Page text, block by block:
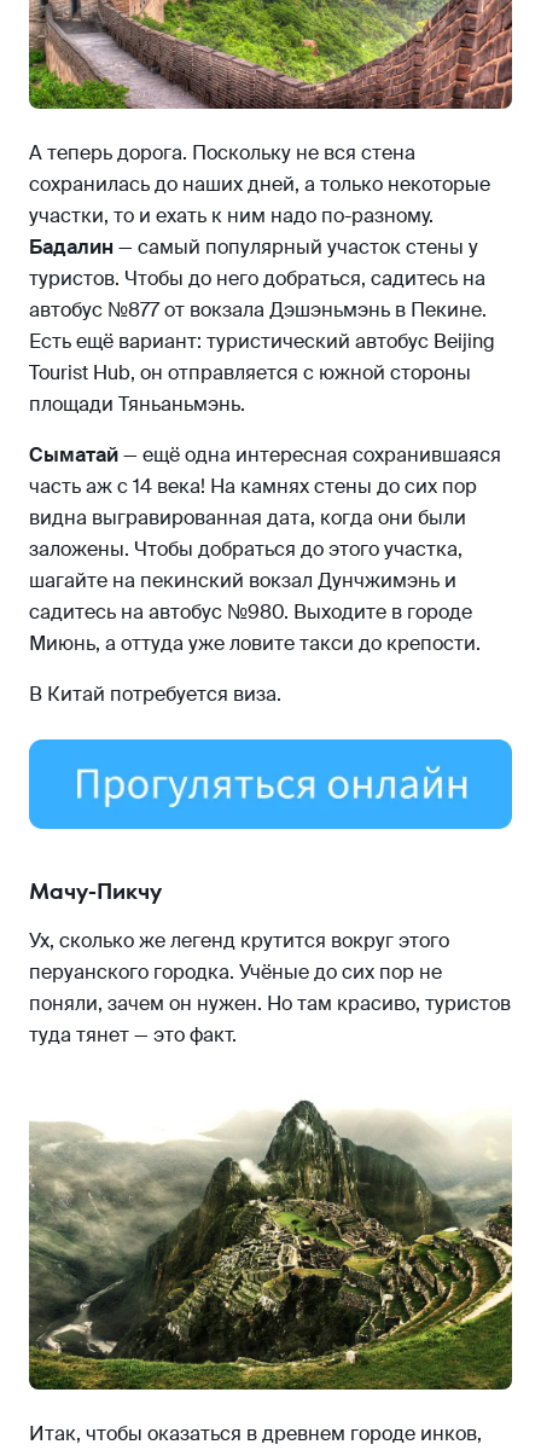
А теперь дорога. Поскольку не вся стена
сохранилась до наших дней, а только некоторые
участки, то и ехать к ним надо по-разному.
Бадалин— самый популярный участок стены у
туристов. Чтобы до него добраться, садитесь на
автобус №877 от вокзала Дэшэньмэнь в Пекине.
Есть ещё вариант: туристический автобус Beijing
Tourist Hub, он отправляется с южной стороны
площади Тяньаньмэнь.
Сыматай— ещё одна интересная сохранившаяся
часть аж с 14 века! На камнях стены до сих пор
видна выгравированная дата, когда они были
заложены. Чтобы добраться до этого участка,
шагайте на пекинский вокзал Дунчжимэнь и
садитесь на автобус №980. Выходите в городе
Миюнь, а оттуда уже ловите такси до крепости.
В Китай потребуется виза.
Мачу-Пикчу
Ух, сколько же легенд крутится вокруг этого
перуанского городка. Учёные до сих пор не
поняли, зачем он нужен. Но там красиво, туристов
туда тянет — это факт.
Итак, чтобы оказаться в древнем городе инков,